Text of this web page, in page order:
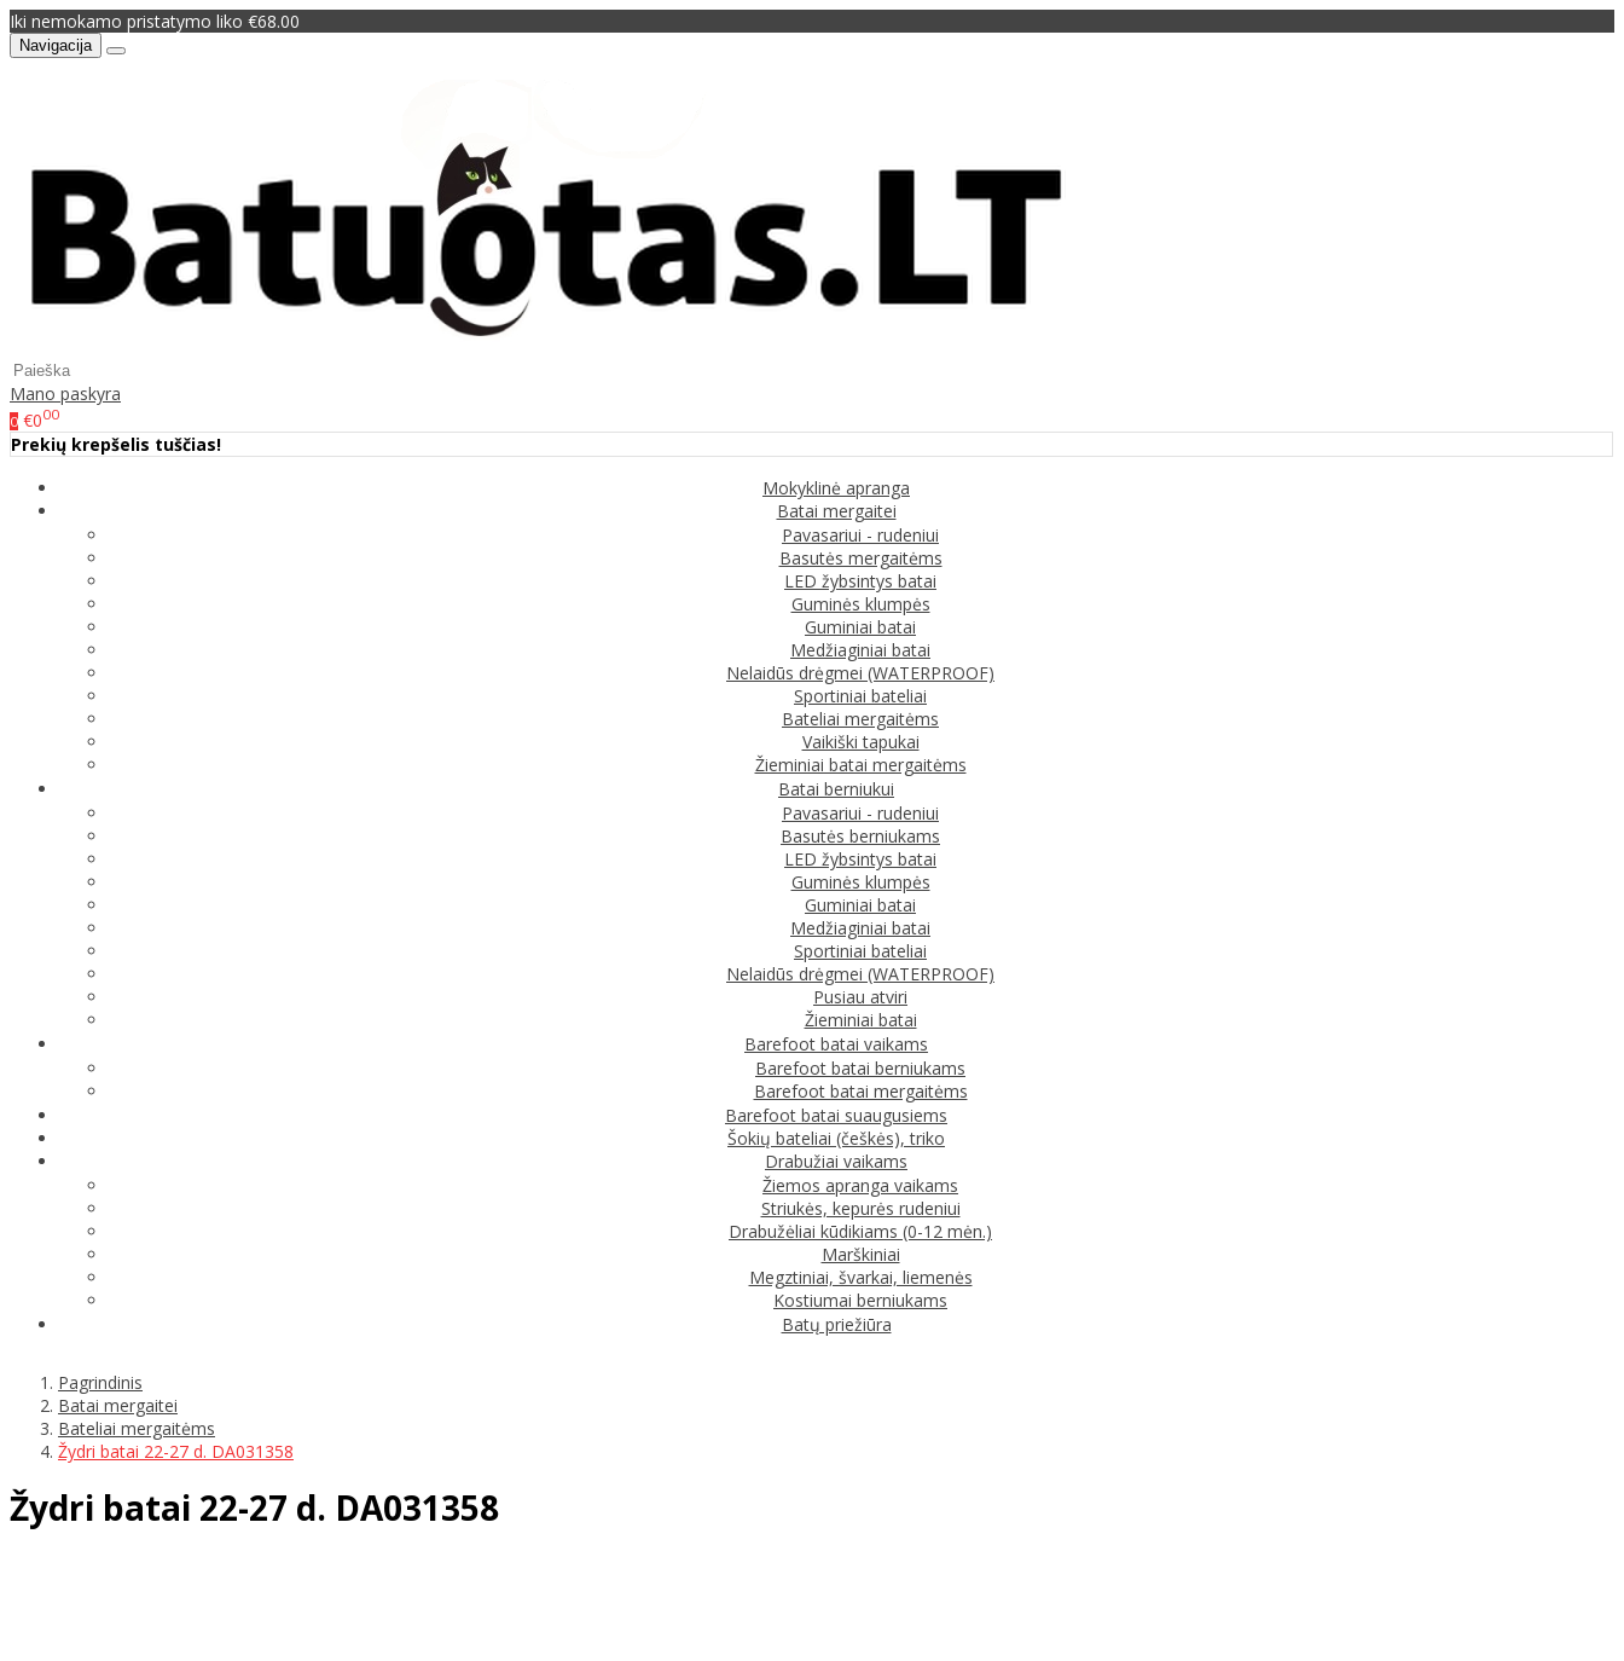
Iki nemokamo pristatymo liko €68.00
Navigacija
Mano paskyra
0 €000
Prekių krepšelis tuščias!
Mokyklinė apranga
Batai mergaitei
Pavasariui - rudeniui
Basutės mergaitėms
LED žybsintys batai
Guminės klumpės
Guminiai batai
Medžiaginiai batai
Nelaidūs drėgmei (WATERPROOF)
Sportiniai bateliai
Bateliai mergaitėms
Vaikiški tapukai
Žieminiai batai mergaitėms
Batai berniukui
Pavasariui - rudeniui
Basutės berniukams
LED žybsintys batai
Guminės klumpės
Guminiai batai
Medžiaginiai batai
Sportiniai bateliai
Nelaidūs drėgmei (WATERPROOF)
Pusiau atviri
Žieminiai batai
Barefoot batai vaikams
Barefoot batai berniukams
Barefoot batai mergaitėms
Barefoot batai suaugusiems
Šokių bateliai (češkės), triko
Drabužiai vaikams
Žiemos apranga vaikams
Striukės, kepurės rudeniui
Drabužėliai kūdikiams (0-12 mėn.)
Marškiniai
Megztiniai, švarkai, liemenės
Kostiumai berniukams
Batų priežiūra
Pagrindinis
Batai mergaitei
Bateliai mergaitėms
Žydri batai 22-27 d. DA031358
Žydri batai 22-27 d. DA031358